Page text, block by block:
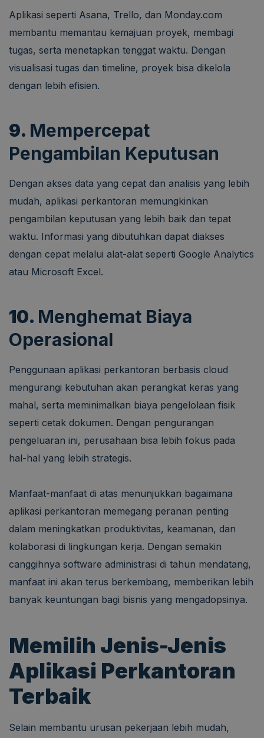
Aplikasi seperti Asana, Trello, dan Monday.com
membantu memantau kemajuan proyek, membagi
tugas, serta menetapkan tenggat waktu. Dengan
visualisasi tugas dan timeline, proyek bisa dikelola
dengan lebih efisien.
9. Mempercepat
Pengambilan Keputusan
Dengan akses data yang cepat dan analisis yang lebih
mudah, aplikasi perkantoran memungkinkan
pengambilan keputusan yang lebih baik dan tepat
waktu. Informasi yang dibutuhkan dapat diakses
dengan cepat melalui alat-alat seperti Google Analytics
atau Microsoft Excel.
10. Menghemat Biaya
Operasional
Penggunaan aplikasi perkantoran berbasis cloud
mengurangi kebutuhan akan perangkat keras yang
mahal, serta meminimalkan biaya pengelolaan fisik
seperti cetak dokumen. Dengan pengurangan
pengeluaran ini, perusahaan bisa lebih fokus pada
hal-hal yang lebih strategis.
Manfaat-manfaat di atas menunjukkan bagaimana
aplikasi perkantoran memegang peranan penting
dalam meningkatkan produktivitas, keamanan, dan
kolaborasi di lingkungan kerja. Dengan semakin
canggihnya software administrasi di tahun mendatang,
manfaat ini akan terus berkembang, memberikan lebih
banyak keuntungan bagi bisnis yang mengadopsinya.
Memilih Jenis-Jenis
Aplikasi Perkantoran
Terbaik
Selain membantu urusan pekerjaan lebih mudah,